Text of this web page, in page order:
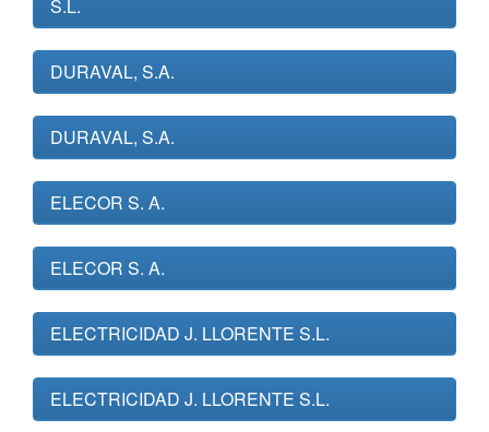
S.L.
DURAVAL, S.A.
DURAVAL, S.A.
ELECOR S. A.
ELECOR S. A.
ELECTRICIDAD J. LLORENTE S.L.
ELECTRICIDAD J. LLORENTE S.L.